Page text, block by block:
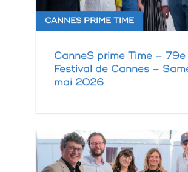
CANNES PRIME TIME
CanneS prime Time – 79e
Festival de Cannes –
mai 2026